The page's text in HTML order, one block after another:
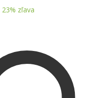
23% zľava